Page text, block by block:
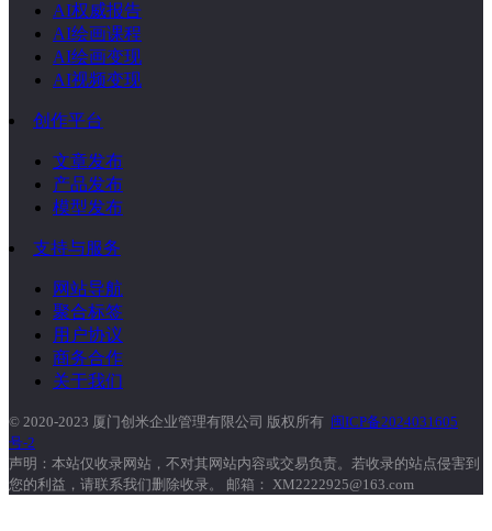
AI权威报告
AI绘画课程
AI绘画变现
AI视频变现
创作平台
文章发布
产品发布
模型发布
支持与服务
网站导航
聚合标签
用户协议
商务合作
关于我们
© 2020-2023 厦门创米企业管理有限公司 版权所有 闽ICP备2024031605
号-2
声明：本站仅收录网站，不对其网站内容或交易负责。若收录的站点侵害到
您的利益，请联系我们删除收录。 邮箱： XM2222925@163.com